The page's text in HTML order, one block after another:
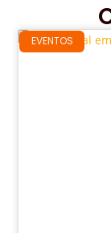
EVENTOS